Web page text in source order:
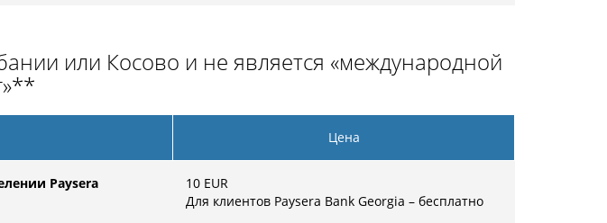
или Косово и не является «международной
Цена
Paysera
10 EUR
Для клиентов Paysera Bank Georgia – бесплатно